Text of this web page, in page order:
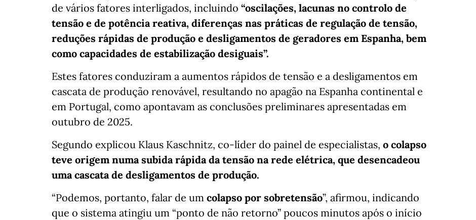
de vários fatores interligados, incluindo “oscilações, lacunas no controlo de
tensão e de potência reativa, diferenças nas práticas de regulação de tensão,
reduções rápidas de produção e desligamentos de geradores em Espanha, bem
como capacidades de estabilização desiguais”.
Estes fatores conduziram a aumentos rápidos de tensão e a desligamentos em
cascata de produção renovável, resultando no apagão na Espanha continental e
em Portugal, como apontavam as conclusões preliminares apresentadas em
outubro de 2025.
Segundo explicou Klaus Kaschnitz, co-líder do painel de especialistas, o colapso
teve origem numa subida rápida da tensão na rede elétrica, que desencadeou
uma cascata de desligamentos de produção.
“Podemos, portanto, falar de um colapso por sobretensão”, afirmou, indicando
que o sistema atingiu um “ponto de não retorno” poucos minutos após o início